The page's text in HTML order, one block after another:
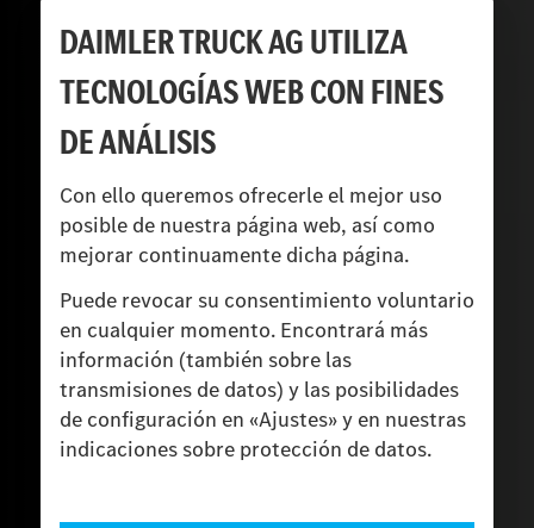
DAIMLER TRUCK AG UTILIZA
TECNOLOGÍAS WEB CON FINES
DE ANÁLISIS
Con ello queremos ofrecerle el mejor uso
posible de nuestra página web, así como
mejorar continuamente dicha página.
Puede revocar su consentimiento voluntario
en cualquier momento. Encontrará más
información (también sobre las
transmisiones de datos) y las posibilidades
de configuración en «Ajustes» y en nuestras
indicaciones sobre protección de datos.